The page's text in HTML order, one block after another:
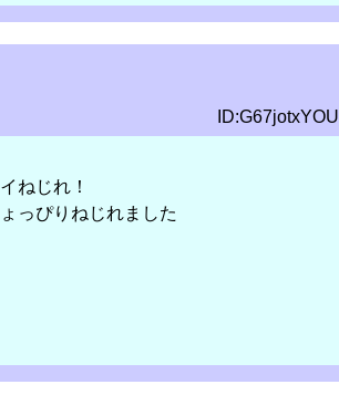
ID:G67jotxYOU
ねじれ！
っぴりねじれました